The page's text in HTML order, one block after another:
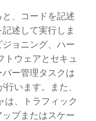
、コードを記述
述して実行しま
ョニング、ハー
トウェアとセキュ
ー管理タスクは
います。また、
は、トラフィック
プまたはスケー